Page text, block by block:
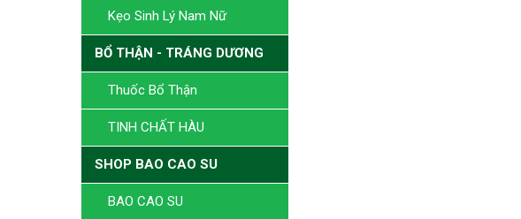
Kẹo Sinh Lý Nam Nữ
BỔ THẬN - TRÁNG DƯƠNG
Thuốc Bổ Thận
TINH CHẤT HÀU
SHOP BAO CAO SU
BAO CAO SU